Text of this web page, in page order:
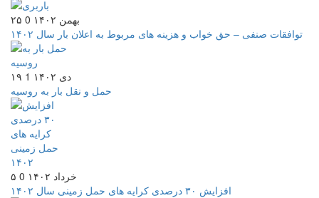
۲۵ بهمن ۱۴۰۲
0
توافقات صنفی – حق خواب و هزینه های مربوط به اعلان بار سال ۱۴۰۲
۱۹ دی ۱۴۰۲
1
حمل و نقل بار به روسیه
۵ خرداد ۱۴۰۲
0
افزایش ۳۰ درصدی کرایه های حمل زمینی سال ۱۴۰۲